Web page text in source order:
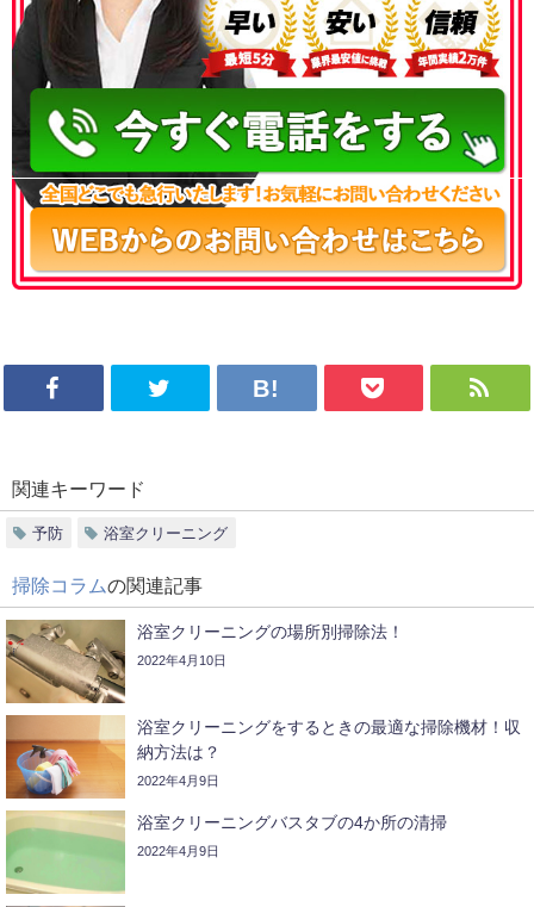
050-3177-5687
関連キーワード
予防 浴室クリーニング
掃除コラムの関連記事
浴室クリーニングの場所別掃除法！
2022年4月10日
浴室クリーニングをするときの最適な掃除機材！収
納方法は？
2022年4月9日
浴室クリーニングバスタブの4か所の清掃
2022年4月9日